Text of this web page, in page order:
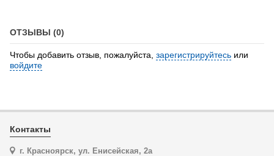
ОТЗЫВЫ (0)
Чтобы добавить отзыв, пожалуйста, зарегистрируйтесь или
войдите
Контакты
г. Красноярск, ул. Енисейская, 2а